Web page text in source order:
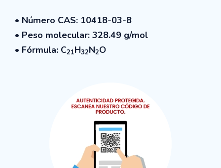
• Número CAS: 10418-03-8
• Peso molecular: 328.49 g/mol
• Fórmula: C21H32N2O